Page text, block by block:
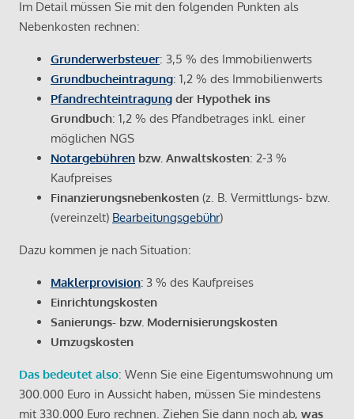
Im Detail müssen Sie mit den folgenden Punkten als
Nebenkosten rechnen:
Grunderwerbsteuer: 3,5 % des Immobilienwerts
Grundbucheintragung: 1,2 % des Immobilienwerts
Pfandrechteintragung der Hypothek ins
Grundbuch: 1,2 % des Pfandbetrages inkl. einer
möglichen NGS
Notargebühren bzw. Anwaltskosten: 2-3 %
Kaufpreises
Finanzierungsnebenkosten (z. B. Vermittlungs- bzw.
(vereinzelt) Bearbeitungsgebühr)
Dazu kommen je nach Situation:
Maklerprovision: 3 % des Kaufpreises
Einrichtungskosten
Sanierungs- bzw. Modernisierungskosten
Umzugskosten
Das bedeutet also: Wenn Sie eine Eigentumswohnung um
300.000 Euro in Aussicht haben, müssen Sie mindestens
mit 330.000 Euro rechnen. Ziehen Sie dann noch ab, was